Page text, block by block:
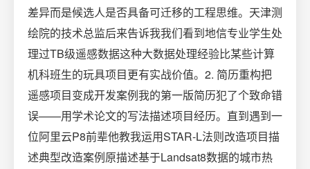
差异而是候选人是否具备可迁移的工程思维。天津测
绘院的技术总监后来告诉我我们看到地信专业学生处
理过TB级遥感数据这种大数据处理经验比某些计算
机科班生的玩具项目更有实战价值。2. 简历重构把
遥感项目变成开发案例我的第一版简历犯了个致命错
误——用学术论文的写法描述项目经历。直到遇到一
位阿里云P8前辈他教我运用STAR-L法则改造项目描
述典型改造案例原描述基于Landsat8数据的城市热